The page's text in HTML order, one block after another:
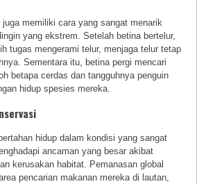
memiliki cara yang sangat menarik
yang ekstrem. Setelah betina bertelur,
tugas mengerami telur, menjaga telur tetap
Sementara itu, betina pergi mencari
betapa cerdas dan tangguhnya penguin
hidup spesies mereka.
hidup dalam kondisi yang sangat
ancaman yang besar akibat
kerusakan habitat. Pemanasan global
pencarian makanan mereka di lautan,